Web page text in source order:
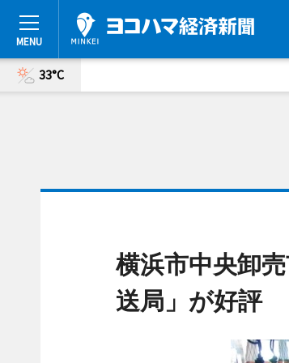
33°C
横浜市中央卸
送局」が好評